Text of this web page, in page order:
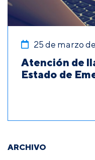
25 de marzo
Atención de
Estado de
ARCHIVO